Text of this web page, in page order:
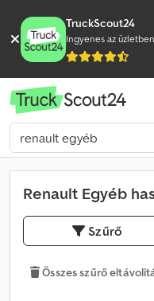
TruckScout24
Ingyenes az üzletben
Renault Egyéb
Szűrő
Összes szűrő